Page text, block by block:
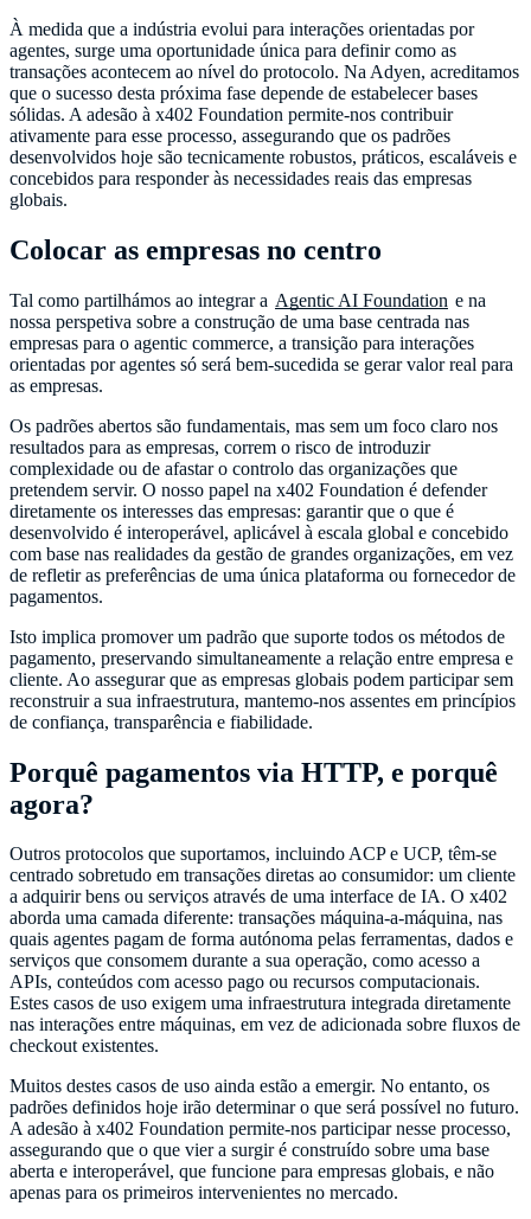
À medida que a indústria evolui para interações orientadas por
agentes, surge uma oportunidade única para definir como as
transações acontecem ao nível do protocolo. Na Adyen, acreditamos
que o sucesso desta próxima fase depende de estabelecer bases
sólidas. A adesão à x402 Foundation permite-nos contribuir
ativamente para esse processo, assegurando que os padrões
desenvolvidos hoje são tecnicamente robustos, práticos, escaláveis e
concebidos para responder às necessidades reais das empresas
globais.
Colocar as empresas no centro
Tal como partilhámos ao integrar a Agentic AI Foundation e na
nossa perspetiva sobre a construção de uma base centrada nas
empresas para o agentic commerce, a transição para interações
orientadas por agentes só será bem-sucedida se gerar valor real para
as empresas.
Os padrões abertos são fundamentais, mas sem um foco claro nos
resultados para as empresas, correm o risco de introduzir
complexidade ou de afastar o controlo das organizações que
pretendem servir. O nosso papel na x402 Foundation é defender
diretamente os interesses das empresas: garantir que o que é
desenvolvido é interoperável, aplicável à escala global e concebido
com base nas realidades da gestão de grandes organizações, em vez
de refletir as preferências de uma única plataforma ou fornecedor de
pagamentos.
Isto implica promover um padrão que suporte todos os métodos de
pagamento, preservando simultaneamente a relação entre empresa e
cliente. Ao assegurar que as empresas globais podem participar sem
reconstruir a sua infraestrutura, mantemo-nos assentes em princípios
de confiança, transparência e fiabilidade.
Porquê pagamentos via HTTP, e porquê
agora?
Outros protocolos que suportamos, incluindo ACP e UCP, têm-se
centrado sobretudo em transações diretas ao consumidor: um cliente
a adquirir bens ou serviços através de uma interface de IA. O x402
aborda uma camada diferente: transações máquina-a-máquina, nas
quais agentes pagam de forma autónoma pelas ferramentas, dados e
serviços que consomem durante a sua operação, como acesso a
APIs, conteúdos com acesso pago ou recursos computacionais.
Estes casos de uso exigem uma infraestrutura integrada diretamente
nas interações entre máquinas, em vez de adicionada sobre fluxos de
checkout existentes.
Muitos destes casos de uso ainda estão a emergir. No entanto, os
padrões definidos hoje irão determinar o que será possível no futuro.
A adesão à x402 Foundation permite-nos participar nesse processo,
assegurando que o que vier a surgir é construído sobre uma base
aberta e interoperável, que funcione para empresas globais, e não
apenas para os primeiros intervenientes no mercado.